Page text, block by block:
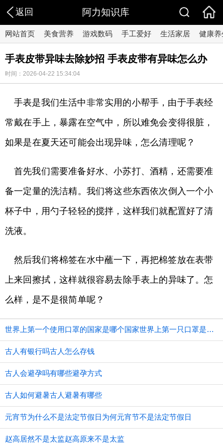
返回 阿力知识库
网站首页 美食营养 游戏数码 手工爱好 生活家居 健康养
手表皮带异味去除妙招 手表皮带有异味怎么办
时间：2026-04-22 15:34:04
手表是我们生活中非常实用的小帮手，由于手表经
常戴在手上，暴露在空气中，所以难免会变得很脏，
如果是在夏天还可能会出现异味，怎么清理呢？
首先我们需要准备好水、小苏打、酒精，还需要准
备一定量的洗洁精。我们将这些东西依次倒入一个小
杯子中，用勺子轻轻的搅拌，这样我们就配置好了清
洗液。
然后我们将棉签在水中蘸一下，再把棉签放在表带
上来回擦拭，这样就很容易去除手表上的异味了。怎
么样，是不是很简单呢？
世界上第一个使用口罩的国家是哪个国家世界上第一只口罩是谁发明的
古人有银行吗古人怎么存钱
古人会避孕吗有哪些避孕方式
古人如何避暑古人避暑有哪些
元宵节为什么不是法定节假日为何元宵节不是法定节假日
赵高居然不是太监赵高原来不是太监